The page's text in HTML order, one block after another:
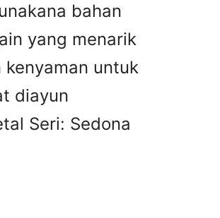
bahan
yang menarik
untuk
diayun
Seri: Sedona